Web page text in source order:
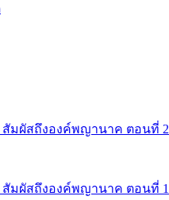
มผัสถึงองค์พญานาค ตอนที่ 2
มผัสถึงองค์พญานาค ตอนที่ 1